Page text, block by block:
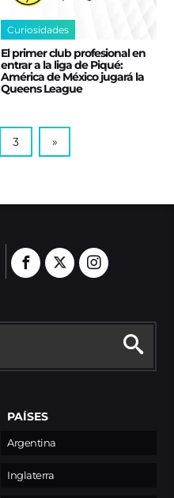
Curiosidades
El primer club profesional en
entrar a la liga de Piqué:
América de México jugará la
Queens League
3 »
PAÍSES
Argentina
Inglaterra